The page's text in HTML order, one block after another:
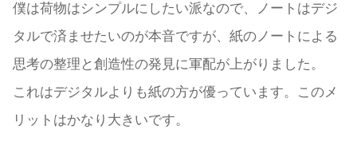
僕は荷物はシンプルにしたい派なので、ノートはデジ
タルで済ませたいのが本音ですが、紙のノートによる
思考の整理と創造性の発見に軍配が上がりました。
これはデジタルよりも紙の方が優っています。このメ
リットはかなり大きいです。